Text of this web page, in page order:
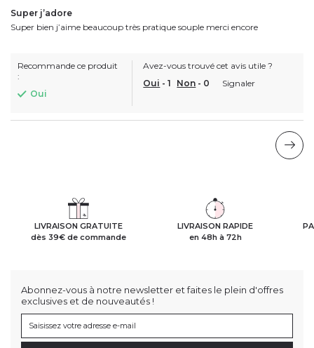
Super j’adore
Super bien j’aime beaucoup très pratique souple merci encore
Recommande ce produit
:
Oui
Avez-vous trouvé cet avis utile ?
Oui -1 Non - 0 Signaler
LIVRAISON GRATUITE
dès 39€ de commande
LIVRAISON RAPIDE
en 48h à 72h
Abonnez-vous à notre newsletter et faites le plein d'offres
exclusives et de nouveautés !